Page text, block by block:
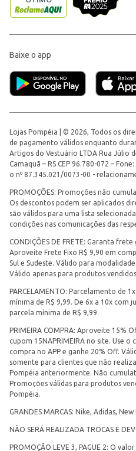
Baixe o app
Lojas Pompéia | © 2026, Todos os
de pagamento válidos enquanto
Artigos do Vestuário LTDA Rua Júlio
Camaquã – RS CEP 96.780-072 –
o nº 87.345.021/0073-00 -
PROMOÇÕES: Promoções não
Os descontos podem ser aplicados
são válidos para uma lista
condições nas comunicações das
CONDIÇÕES DE FRETE: Garanta
Aproveite Frete Fixo R$ 9,90 em
Sul e Sudeste. Válido para
Válido apenas para produtos
PARCELAMENTO: Parcelamento de
mínima de R$ 9,99. De 6x a 10x com
parcela mínima de R$ 9,99.
PRIMEIRA COMPRA: Aproveite 15%
cupom 15NAPRIMEIRA no site. Use o
compra no APP e ganhe 20% Off.
somente para clientes que não
Pompéia anteriormente. Não
Promoções válidas para produtos
Pompéia.
GRANDES MARCAS: Nike, Adidas,
NÃO SERÁ REALIZADA TROCAS E
PROMOÇÃO LEVE 3, PAGUE 2: O